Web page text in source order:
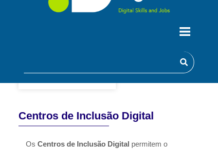
Centros de Inclusão Digital
Os Centros de Inclusão Digital permitem o